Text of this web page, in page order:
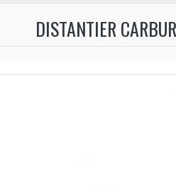
DISTANTIER